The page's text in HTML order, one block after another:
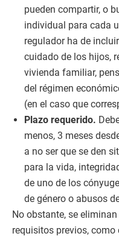
pueden compartir, o
individual para cada
regulador ha de
cuidado de los hijos,
vivienda familiar,
del régimen
(en el caso que
Plazo requerido.
menos, 3 meses
a no ser que se den
para la vida,
de uno de los
de género o abusos
No obstante, se
requisitos previos, como